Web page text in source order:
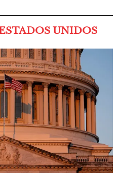
UNIDOS